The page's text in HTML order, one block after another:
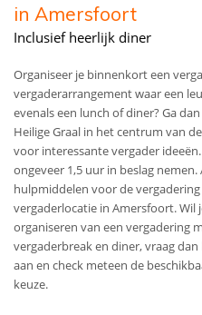
in Amersfoort
Inclusief heerlijk diner
Organiseer je binnenkort een
vergaderarrangement waar een
evenals een lunch of diner? Ga
Heilige Graal in het centrum van
voor interessante vergader
ongeveer 1,5 uur in beslag
hulpmiddelen voor de
vergaderlocatie in Amersfoort.
organiseren van een vergadering
vergaderbreak en diner, vraag
aan en check meteen de
keuze.